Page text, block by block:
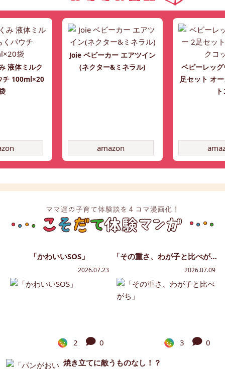
液体ミルク
チ 100ml×20
Joie ベビーカー エアツイン
(ネクター&ミネラル)
amazon
ベビーレッ
足セット オ
「かわいいSOS」
2026.07.23
2 0
「その重さ、わが子と比べがち」
2026.07.09
3
0
焼き立てに敵うものなし！？